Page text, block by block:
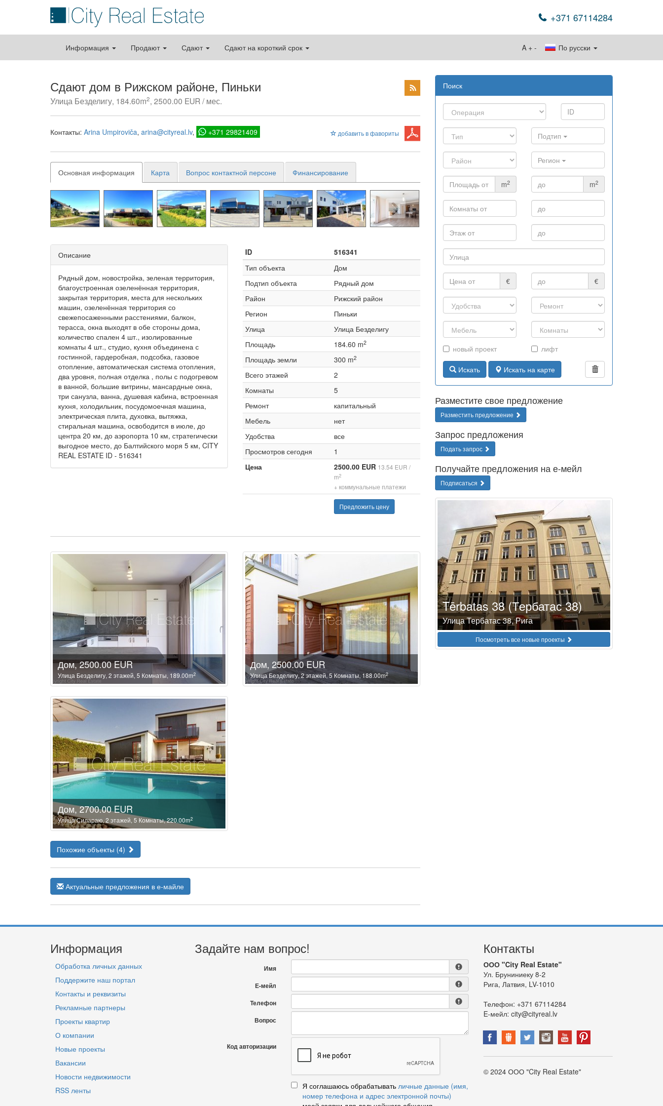
+371 67114284
Информация Продают Сдают Сдают на короткий срок По русски
A + -
Сдают дом в Рижском районе, Пиньки
Улица Безделигу, 184.60m2, 2500.00 EUR / мес.
добавить в фавориты
Контакты: Arina Umpiroviča arina@cityreal.lv +371 29821409
Основная информация Карта Вопрос контактной персоне Финансирование
Описание
Рядный дом, новостройка, зеленая территория,
благоустроенная озеленённая территория,
закрытая территория, места для нескольких
машин, озеленённая территория со
свежепосаженными расстениями, балкон,
терасса, окна выходят в обе стороны дома,
количество спален 4 шт., изолированные
комнаты 4 шт., студио, кухня объединена с
гостинной, гардеробная, подсобка, газовое
отопление, автоматическая система отопления,
два уровня, полная отделка , полы с подогревом
в ванной, большие витрины, мансардные окна,
три санузла, ванна, душевая кабина, встроенная
кухня, холодильник, посудомоечная машина,
электрическая плита, духовка, вытяжка,
стиральная машина, освободится в июле, до
центра 20 км, до аэропорта 10 км, стратегически
выгодное место, до Балтийского моря 5 км, CITY
REAL ESTATE ID - 516341
ID
516341
Тип объекта
Дом
Подтип объекта
Рядный дом
Район
Рижский район
Регион
Пиньки
Улица
Улица Безделигу
Площадь
184.60 m2
Площадь земли 300 m2
Всего этажей
2
Комнаты
5
Ремонт
капитальный
Мебель
нет
Удобства
все
Просмотров сегодня
1
Цена
2500.00 EUR 13.54 EUR /
m2
+ коммунальные платежи
Предложить цену
Дом, 2500.00 EUR
Улица Безделигу, 2 этажей, 5 Комнаты, 189.00m2
Дом, 2500.00 EUR
Улица Безделигу, 2 этажей, 5 Комнаты, 188.00m2
Дом, 2700.00 EUR
Улица Силараю, 2 этажей, 5 Комнаты, 220.00m2
Похожие объекты (4)
Актуальные предложения в е-майле
Поиск
Подтип
Регион
m2 m2
€ €
новый проект лифт
Искать Искать на карте
Разместите свое предложение
Разместить предложение
Запрос предложения
Подать запрос
Получайте предложения на е-мейл
Подписаться
Tērbatas 38 (Тербатас 38)
Улица Тербатас 38, Рига
Посмотреть все новые проекты
Информация
Обработка личных данных
Поддержите наш портал
Контакты и реквизиты
Рекламные партнеры
Проекты квартир
О компании
Новые проекты
Вакансии
Новости недвижимости
RSS ленты
Задайте нам вопрос!
Имя
Е-мейл
Телефон
Вопрос
Код авторизации
Я соглашаюсь обрабатывать личные данные (имя,
номер телефона и адрес электронной почты)
Контакты
ООО "City Real Estate"
Ул. Бруниниеку 8-2
Рига, Латвия, LV-1010
Телефон: +371 67114284
E-мейл: city@cityreal.lv
© 2024 ООО "City Real Estate"